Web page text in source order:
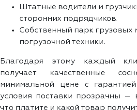
Штатные водители и
сторонних подрядчиков.
Собственный парк грузовых
погрузочной техники.
Благодаря этому каждый
получает качественные
минимальной цене с гарантией
условия поставки прозрачны —
что платите и какой товар